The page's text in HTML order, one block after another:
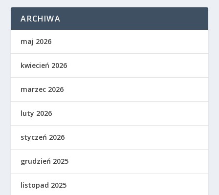
ARCHIWA
maj 2026
kwiecień 2026
marzec 2026
luty 2026
styczeń 2026
grudzień 2025
listopad 2025